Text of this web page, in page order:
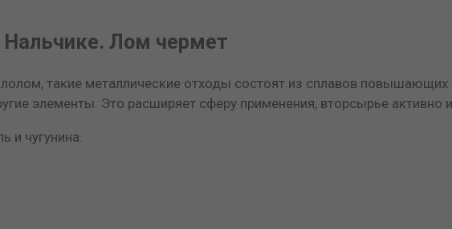
Лом чермет
такие металлические отходы состоят из сплавов повышающих
элементы. Это расширяет сферу применения, вторсырье активно
и чугунина.